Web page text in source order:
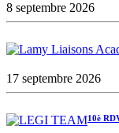
8 septembre 2026
17 septembre 2026
10è